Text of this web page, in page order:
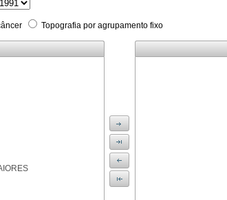
Topografia por agrupamento fixo